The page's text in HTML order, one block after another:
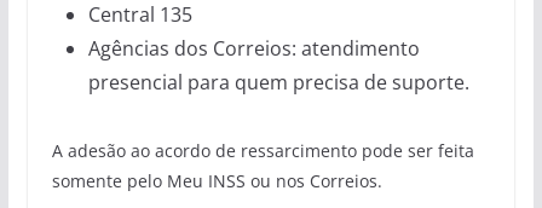
Central 135
Agências dos Correios: atendimento
presencial para quem precisa de suporte.
A adesão ao acordo de ressarcimento pode ser feita
somente pelo Meu INSS ou nos Correios.